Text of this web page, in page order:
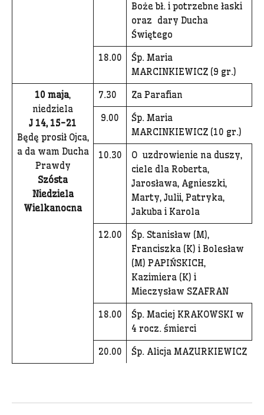
Boże bł. i potrzebne łaski
oraz dary Ducha
Świętego
18.00
Śp. Maria
MARCINKIEWICZ (9 gr.)
10 maja,
niedziela
J 14, 15-21
Będę prosił Ojca,
a da wam Ducha
Prawdy
Szósta
Niedziela
Wielkanocna
7.30 Za Parafian
9.00
Śp. Maria
MARCINKIEWICZ (10 gr.)
10.30
O uzdrowienie na duszy,
ciele dla Roberta,
Jarosława, Agnieszki,
Marty, Julii, Patryka,
Jakuba i Karola
12.00
Śp. Stanisław (M),
Franciszka (K) i Bolesław
(M) PAPIŃSKICH,
Kazimiera (K) i
Mieczysław SZAFRAN
18.00
Śp. Maciej KRAKOWSKI w
4 rocz. śmierci
20.00 Śp. Alicja MAZURKIEWICZ